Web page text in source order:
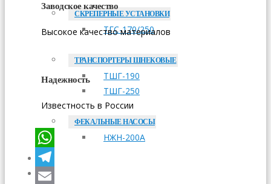
СКРЕПЕРНЫЕ УСТАНОВКИ
ТГС-170/250
ТРАНСПОРТЕРЫ ШНЕКОВЫЕ
ТШГ-190
ТШГ-250
ФЕКАЛЬНЫЕ НАСОСЫ
НЖН-200А
Заводское качество
Высокое качество материалов
Надежность
Известность в России
WhatsApp
Telegram